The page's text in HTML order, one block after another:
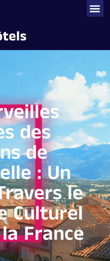
des
de
: Un
le
Culturel
France